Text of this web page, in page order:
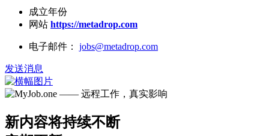
成立年份
网站 https://metadrop.com
电子邮件： jobs@metadrop.com
发送消息
新内容将持续不断